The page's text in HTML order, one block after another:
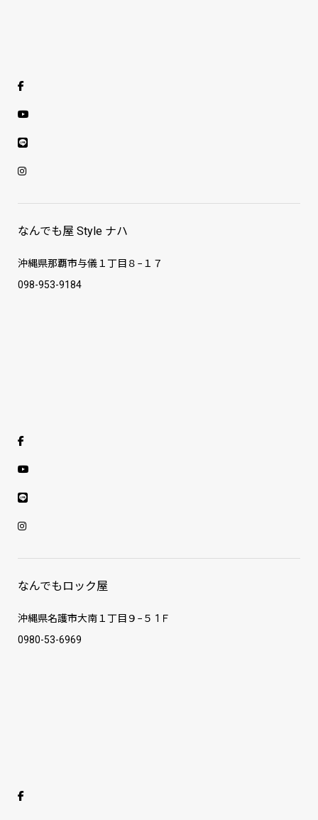
なんでも屋 Style ナハ
沖縄県那覇市与儀１丁目８−１７
098-953-9184
なんでもロック屋
沖縄県名護市大南１丁目９−５ 1Ｆ
0980-53-6969